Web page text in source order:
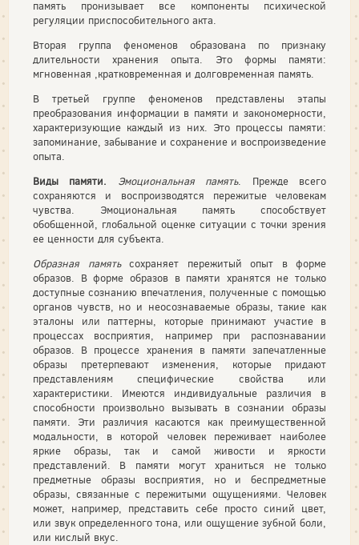
память пронизывает все компоненты пси­хической
регуляции приспособительного акта.
Вторая группа феноменов образована по признаку
длительности хранения опыта. Это формы памяти:
мгновенная ,кратковре­менная и долговременная память.
В третьей группе феноменов представлены этапы
преобразова­ния информации в памяти и закономерности,
характеризующие каждый из них. Это процессы памяти:
запоминание, забывание и сохранение и воспроизведение
опыта.
Виды памяти. Эмоциональная память. Прежде всего
сохраняются и воспроизводятся пережитые человекам
чувства. Эмо­циональная память способствует
обобщенной, глобальной оцен­ке ситуации с точки зрения
ее ценности для субъекта.
Образная память сохраняет пережитый опыт в форме
образов. В форме образов в памяти хранятся не только
доступные сознанию впечатле­ния, полученные с помощью
органов чувств, но и неосознаваемые образы, такие как
эталоны или паттерны, которые принимают участие в
процессах восприя­тия, например при распознавании
образов. В процессе хранения в памяти запе­чатленные
образы претерпевают изменения, которые придают
представлениям специфические свойства или
характеристики. Имеются индивидуальные различия в
способности произвольно вызывать в со­знании образы
памяти. Эти различия касаются как преимущественной
модаль­ности, в которой человек переживает наиболее
яркие образы, так и самой живо­сти и яркости
представлений. В памяти могут храниться не только
предметные образы восприятия, но и беспредметные
образы, связанные с пережитыми ощу­щениями. Человек
может, например, представить себе просто синий цвет,
или звук определенного тона, или ощущение зубной боли,
или кислый вкус.